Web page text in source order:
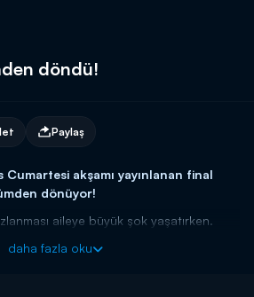
döndü!
Paylaş
Cumartesi akşamı yayınlanan final
dönüyor!
aileye büyük şok yaşatırken.
yeniden bir araya getirir.
daha fazla oku